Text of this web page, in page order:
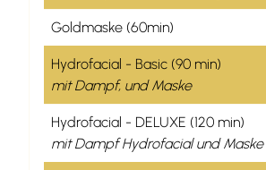
Goldmaske (60min)
Hydrofacial - Basic (90 min)
mit Dampf, und Maske
Hydrofacial - DELUXE (120 min)
mit Dampf Hydrofacial und Maske